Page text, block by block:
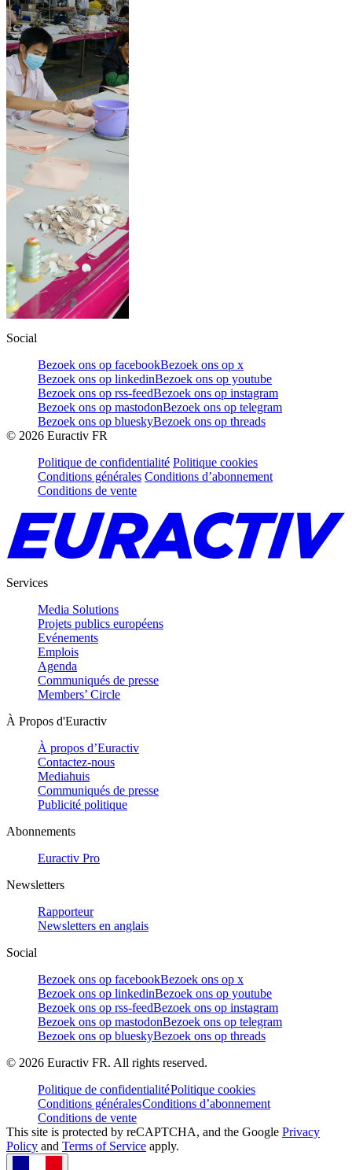
Social
Bezoek ons op facebookBezoek ons op x
Bezoek ons op linkedinBezoek ons op youtube
Bezoek ons op rss-feedBezoek ons op instagram
Bezoek ons op mastodonBezoek ons op telegram
Bezoek ons op blueskyBezoek ons op threads
© 2026 Euractiv FR
Politique de confidentialité Politique cookies
Conditions générales Conditions d’abonnement
Conditions de vente
Services
Media Solutions
Projets publics européens
Evénements
Emplois
Agenda
Communiqués de presse
Members’ Circle
À Propos d'Euractiv
À propos d’Euractiv
Contactez-nous
Mediahuis
Communiqués de presse
Publicité politique
Abonnements
Euractiv Pro
Newsletters
Rapporteur
Newsletters en anglais
Social
Bezoek ons op facebookBezoek ons op x
Bezoek ons op linkedinBezoek ons op youtube
Bezoek ons op rss-feedBezoek ons op instagram
Bezoek ons op mastodonBezoek ons op telegram
Bezoek ons op blueskyBezoek ons op threads
© 2026 Euractiv FR. All rights reserved.
Politique de confidentialitéPolitique cookies
Conditions généralesConditions d’abonnement
Conditions de vente
This site is protected by reCAPTCHA, and the Google Privacy
Policy and Terms of Service apply.